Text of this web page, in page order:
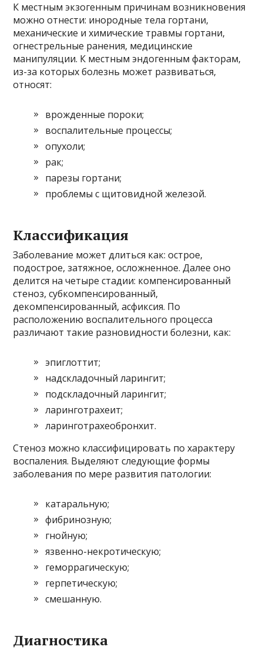
К местным экзогенным причинам возникновения
можно отнести: инородные тела гортани,
механические и химические травмы гортани,
огнестрельные ранения, медицинские
манипуляции. К местным эндогенным факторам,
из-за которых болезнь может развиваться,
относят:
врожденные пороки;
воспалительные процессы;
опухоли;
рак;
парезы гортани;
проблемы с щитовидной железой.
Классификация
Заболевание может длиться как: острое,
подострое, затяжное, осложненное. Далее оно
делится на четыре стадии: компенсированный
стеноз, субкомпенсированный,
декомпенсированный, асфиксия. По
расположению воспалительного процесса
различают такие разновидности болезни, как:
эпиглоттит;
надскладочный ларингит;
подскладочный ларингит;
ларинготрахеит;
ларинготрахеобронхит.
Стеноз можно классифицировать по характеру
воспаления. Выделяют следующие формы
заболевания по мере развития патологии:
катаральную;
фибринозную;
гнойную;
язвенно-некротическую;
геморрагическую;
герпетическую;
смешанную.
Диагностика